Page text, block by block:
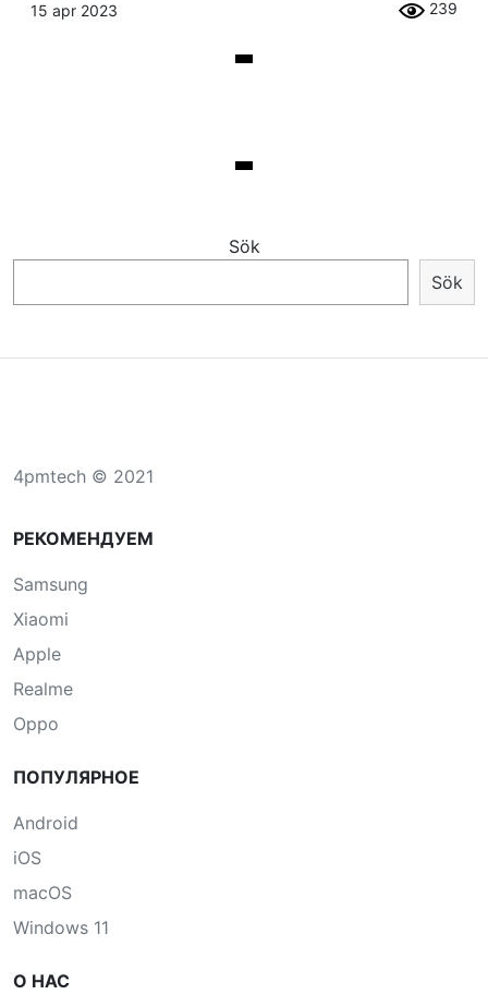
15 apr 2023 239
Sök
Sök
4pmtech © 2021
РЕКОМЕНДУЕМ
Samsung
Xiaomi
Apple
Realme
Oppo
ПОПУЛЯРНОЕ
Android
iOS
macOS
Windows 11
О НАС